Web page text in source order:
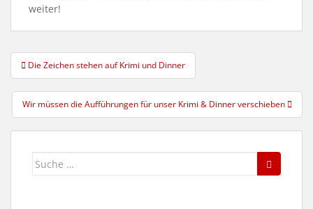
weiter!
Beitragsnavigation
Die Zeichen stehen auf Krimi und Dinner
Wir müssen die Aufführungen für unser Krimi & Dinner verschieben
Suche